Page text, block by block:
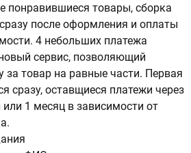
понравившиеся товары, сборка
после оформления и оплаты
4 небольших платежа
сервис, позволяющий
за товар на равные части. Первая
сразу, оставщиеся платежи через
1 месяц в зависимости от